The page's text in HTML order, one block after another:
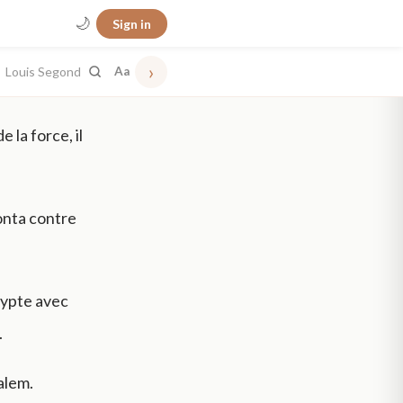
🌙 Sign in
Louis Segond Aa ›
la force, il
contre
avec